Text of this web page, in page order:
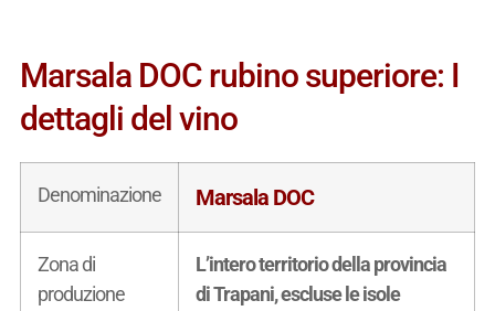
Marsala DOC rubino superiore: I
dettagli del vino
Denominazione Marsala DOC
Zona di
produzione
L’intero territorio della provincia
di Trapani, escluse le isole